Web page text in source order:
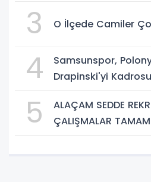
3 O İlçede Camiler
4
Samsunspor,
Drapinski'yi
5
ALAÇAM SEDDE
ÇALIŞMALAR